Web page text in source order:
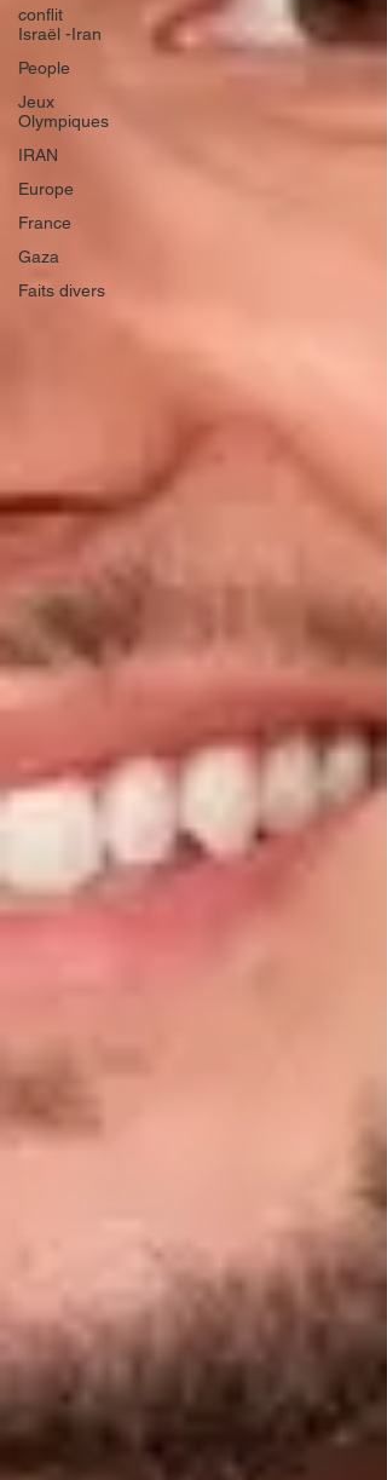
conflit
Israël -Iran
People
Jeux
Olympiques
IRAN
Europe
France
Gaza
Faits divers